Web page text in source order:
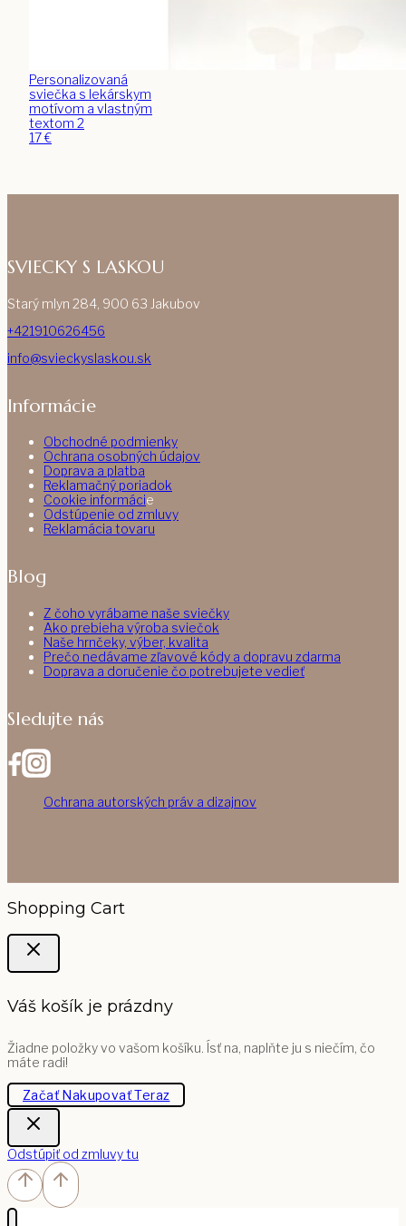
Personalizovaná
sviečka s lekárskym
motívom a vlastným
textom 2
17€
SVIECKY S LASKOU
Starý mlyn 284, 900 63 Jakubov
+421910626456
info@svieckyslaskou.sk
Informácie
Obchodné podmienky
Ochrana osobných údajov
Doprava a platba
Reklamačný poriadok
Cookie informácie
Odstúpenie od zmluvy
Reklamácia tovaru
Blog
Z čoho vyrábame naše sviečky
Ako prebieha výroba sviečok
Naše hrnčeky, výber, kvalita
Prečo nedávame zľavové kódy a dopravu zdarma
Doprava a doručenie čo potrebujete vedieť
Sledujte nás
Ochrana autorských práv a dizajnov
Shopping Cart
Váš košík je prázdny
Žiadne položky vo vašom košíku. Ísť na, naplňte ju s niečím, čo
máte radi!
Začať Nakupovať Teraz
Odstúpiť od zmluvy tu